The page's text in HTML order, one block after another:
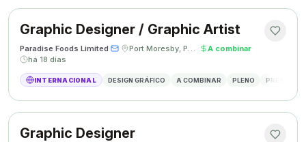
Graphic Designer / Graphic Artist
Paradise Foods Limited· · Port Moresby, Papua Nova Guiné · A combinar·
há 18 dias
INTERNACIONAL DESIGN GRÁFICO A COMBINAR PLENO
Graphic Designer